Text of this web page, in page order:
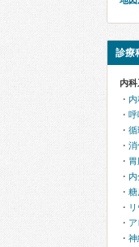
診療
内科
呼
循
消
糖
神